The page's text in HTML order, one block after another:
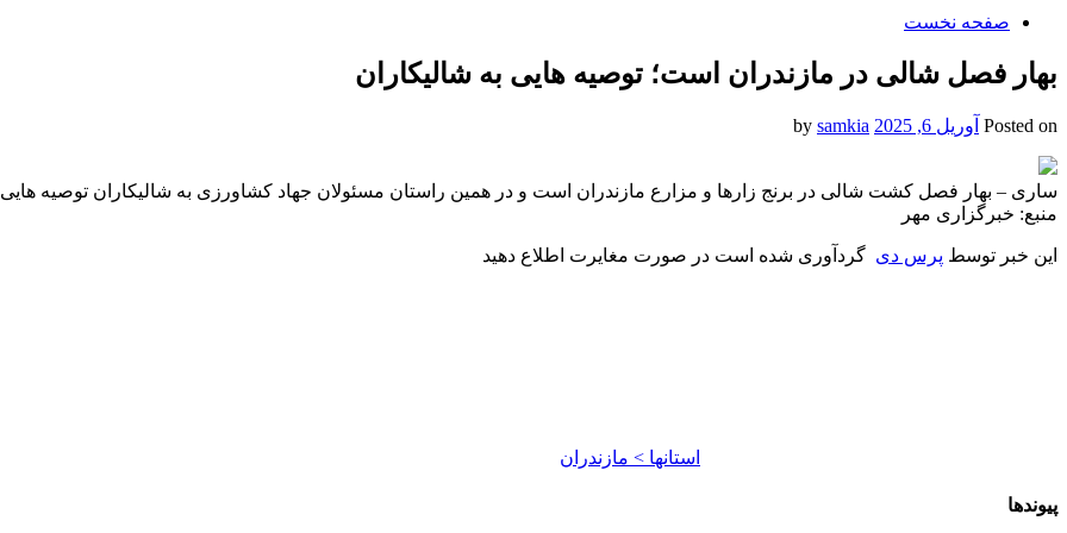
صفحه نخست
بهار فصل شالی در مازندران است؛ توصیه هایی به شالیکاران
Posted on آوریل 6, 2025 samkia
ساری – بهار فصل کشت شالی در برنج زارها و مزارع مازندران است و در همین راستان مسئولان جهاد کشاورزی به شالیکاران توصیه
منبع: خبرگزاری مهر
این خبر توسط پرس دی گردآوری شده است در صورت مغایرت اطلاع دهید
استانها > مازندران
پیوندها